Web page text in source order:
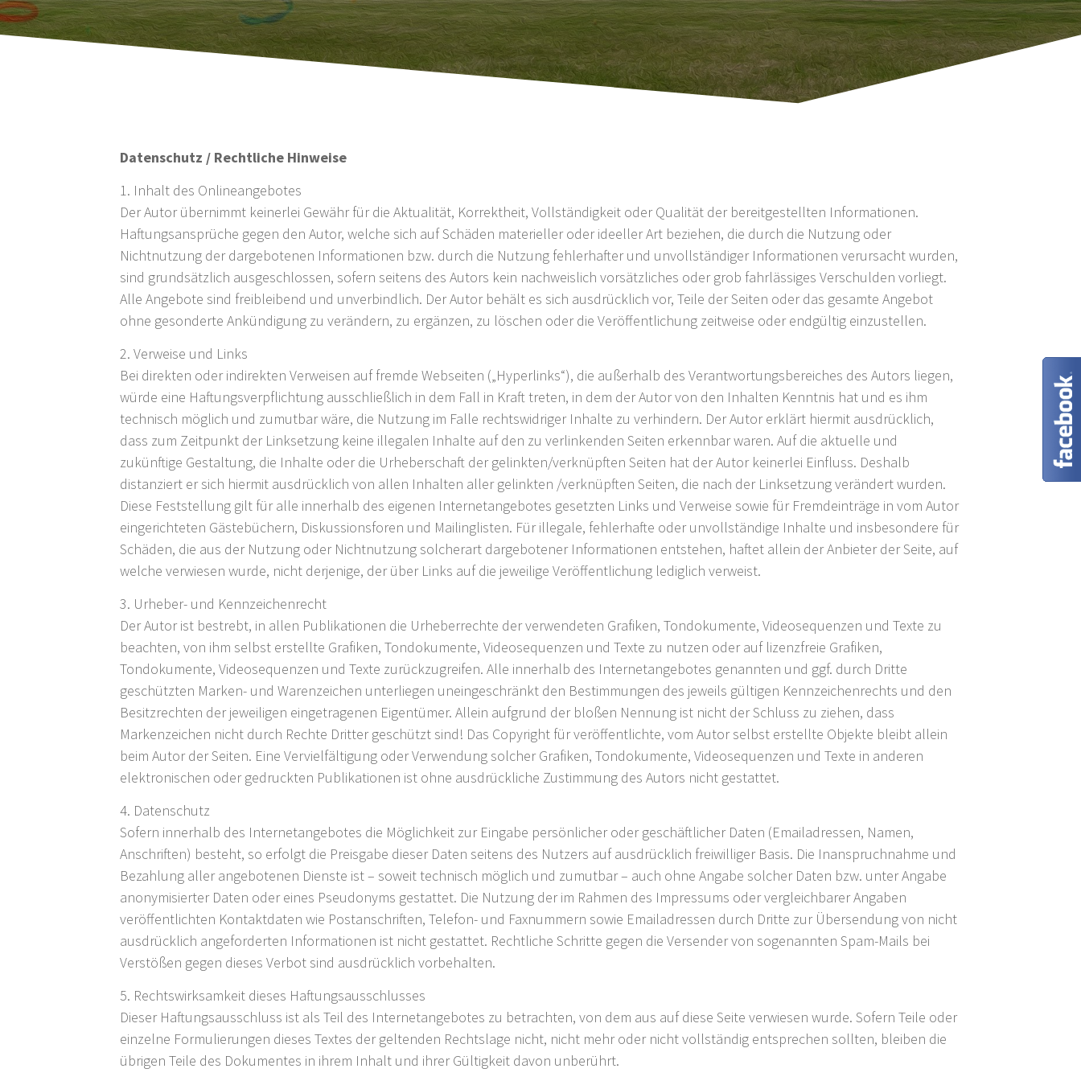
Datenschutz / Rechtliche Hinweise
1. Inhalt des Onlineangebotes
Der Autor übernimmt keinerlei Gewähr für die Aktualität, Korrektheit, Vollständigkeit oder Qualität der bereitgestellten Informationen.
Haftungsansprüche gegen den Autor, welche sich auf Schäden materieller oder ideeller Art beziehen, die durch die Nutzung oder
Nichtnutzung der dargebotenen Informationen bzw. durch die Nutzung fehlerhafter und unvollständiger Informationen verursacht wurden,
sind grundsätzlich ausgeschlossen, sofern seitens des Autors kein nachweislich vorsätzliches oder grob fahrlässiges Verschulden vorliegt.
Alle Angebote sind freibleibend und unverbindlich. Der Autor behält es sich ausdrücklich vor, Teile der Seiten oder das gesamte Angebot
ohne gesonderte Ankündigung zu verändern, zu ergänzen, zu löschen oder die Veröffentlichung zeitweise oder endgültig einzustellen.
2. Verweise und Links
Bei direkten oder indirekten Verweisen auf fremde Webseiten („Hyperlinks“), die außerhalb des Verantwortungsbereiches des Autors liegen,
würde eine Haftungsverpflichtung ausschließlich in dem Fall in Kraft treten, in dem der Autor von den Inhalten Kenntnis hat und es ihm
technisch möglich und zumutbar wäre, die Nutzung im Falle rechtswidriger Inhalte zu verhindern. Der Autor erklärt hiermit ausdrücklich,
dass zum Zeitpunkt der Linksetzung keine illegalen Inhalte auf den zu verlinkenden Seiten erkennbar waren. Auf die aktuelle und
zukünftige Gestaltung, die Inhalte oder die Urheberschaft der gelinkten/verknüpften Seiten hat der Autor keinerlei Einfluss. Deshalb
distanziert er sich hiermit ausdrücklich von allen Inhalten aller gelinkten /verknüpften Seiten, die nach der Linksetzung verändert wurden.
Diese Feststellung gilt für alle innerhalb des eigenen Internetangebotes gesetzten Links und Verweise sowie für Fremdeinträge in vom Autor
eingerichteten Gästebüchern, Diskussionsforen und Mailinglisten. Für illegale, fehlerhafte oder unvollständige Inhalte und insbesondere für
Schäden, die aus der Nutzung oder Nichtnutzung solcherart dargebotener Informationen entstehen, haftet allein der Anbieter der Seite, auf
welche verwiesen wurde, nicht derjenige, der über Links auf die jeweilige Veröffentlichung lediglich verweist.
3. Urheber- und Kennzeichenrecht
Der Autor ist bestrebt, in allen Publikationen die Urheberrechte der verwendeten Grafiken, Tondokumente, Videosequenzen und Texte zu
beachten, von ihm selbst erstellte Grafiken, Tondokumente, Videosequenzen und Texte zu nutzen oder auf lizenzfreie Grafiken,
Tondokumente, Videosequenzen und Texte zurückzugreifen. Alle innerhalb des Internetangebotes genannten und ggf. durch Dritte
geschützten Marken- und Warenzeichen unterliegen uneingeschränkt den Bestimmungen des jeweils gültigen Kennzeichenrechts und den
Besitzrechten der jeweiligen eingetragenen Eigentümer. Allein aufgrund der bloßen Nennung ist nicht der Schluss zu ziehen, dass
Markenzeichen nicht durch Rechte Dritter geschützt sind! Das Copyright für veröffentlichte, vom Autor selbst erstellte Objekte bleibt allein
beim Autor der Seiten. Eine Vervielfältigung oder Verwendung solcher Grafiken, Tondokumente, Videosequenzen und Texte in anderen
elektronischen oder gedruckten Publikationen ist ohne ausdrückliche Zustimmung des Autors nicht gestattet.
4. Datenschutz
Sofern innerhalb des Internetangebotes die Möglichkeit zur Eingabe persönlicher oder geschäftlicher Daten (Emailadressen, Namen,
Anschriften) besteht, so erfolgt die Preisgabe dieser Daten seitens des Nutzers auf ausdrücklich freiwilliger Basis. Die Inanspruchnahme und
Bezahlung aller angebotenen Dienste ist – soweit technisch möglich und zumutbar – auch ohne Angabe solcher Daten bzw. unter Angabe
anonymisierter Daten oder eines Pseudonyms gestattet. Die Nutzung der im Rahmen des Impressums oder vergleichbarer Angaben
veröffentlichten Kontaktdaten wie Postanschriften, Telefon- und Faxnummern sowie Emailadressen durch Dritte zur Übersendung von nicht
ausdrücklich angeforderten Informationen ist nicht gestattet. Rechtliche Schritte gegen die Versender von sogenannten Spam-Mails bei
Verstößen gegen dieses Verbot sind ausdrücklich vorbehalten.
5. Rechtswirksamkeit dieses Haftungsausschlusses
Dieser Haftungsausschluss ist als Teil des Internetangebotes zu betrachten, von dem aus auf diese Seite verwiesen wurde. Sofern Teile oder
einzelne Formulierungen dieses Textes der geltenden Rechtslage nicht, nicht mehr oder nicht vollständig entsprechen sollten, bleiben die
übrigen Teile des Dokumentes in ihrem Inhalt und ihrer Gültigkeit davon unberührt.